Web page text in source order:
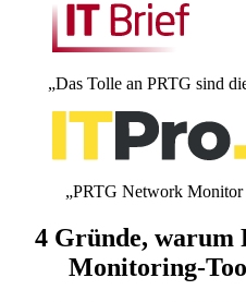
„Das Tolle an PRTG sind
„PRTG Network Monitor
4 Gründe, warum
Monitoring-